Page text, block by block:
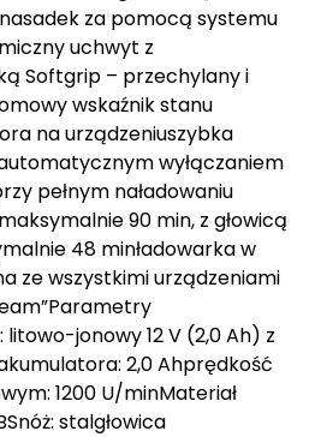
za pomocą systemu
uchwyt z
Softgrip – przechylany i
wskaźnik stanu
na urządzeniuszybka
wyłączaniem
pełnym naładowaniu
90 min, z głowicą
48 minładowarka w
ze wszystkimi urządzeniami
jonowy 12 V (2,0 Ah) z
2,0 Ahprędkość
1200 U/minMateriał
stalgłowica